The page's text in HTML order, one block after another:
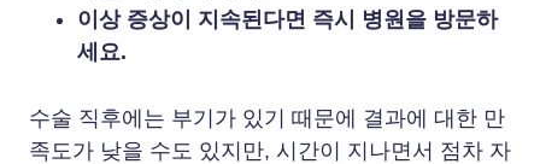
이상 증상이 지속된다면 즉시 병원을 방문하
세요.
수술 직후에는 부기가 있기 때문에 결과에 대한 만
족도가 낮을 수도 있지만, 시간이 지나면서 점차 자